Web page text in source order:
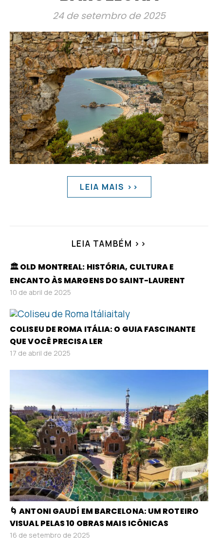
24 de setembro de 2025
LEIA MAIS >>
LEIA TAMBÉM >>
🏛️ OLD MONTREAL: HISTÓRIA, CULTURA E
ENCANTO ÀS MARGENS DO SAINT-LAURENT
10 de abril de 2025
COLISEU DE ROMA ITÁLIA: O GUIA FASCINANTE
QUE VOCÊ PRECISA LER
17 de abril de 2025
🌀 ANTONI GAUDÍ EM BARCELONA: UM ROTEIRO
VISUAL PELAS 10 OBRAS MAIS ICÔNICAS
16 de setembro de 2025